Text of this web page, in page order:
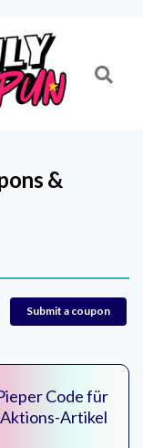
&
Submit a coupon
Code für
Artikel